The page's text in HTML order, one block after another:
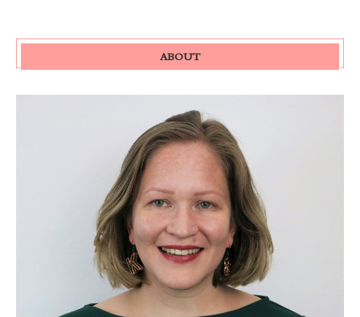
ABOUT